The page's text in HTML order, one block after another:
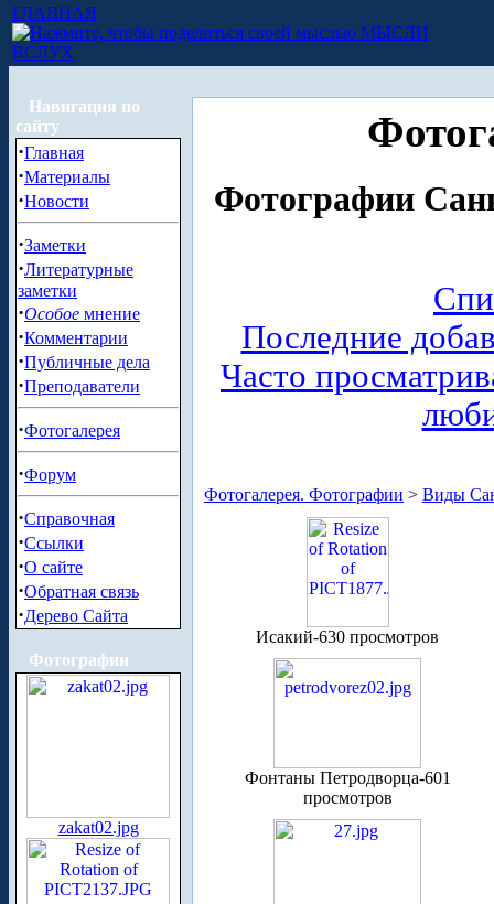
ГЛАВНАЯ
МЫСЛИ
ВСЛУХ
Навигация по
сайту
·Главная
·Материалы
·Новости
·Заметки
·Литературные
заметки
·Особое мнение
·Комментарии
·Публичные дела
·Преподаватели
·Фотогалерея
·Форум
·Справочная
·Ссылки
·О сайте
·Обратная связь
·Дерево Сайта
Фотографии
zakat02.jpg
Фотографии
Последние
Часто
Фотогалерея. Фотографии > Виды
Исакий-630 просмотров
Фонтаны Петродворца-601
просмотров